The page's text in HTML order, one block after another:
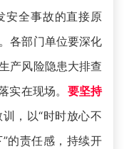
安全事故的直接原
各部门单位要深化
产风险隐患大排查
实在现场。 要坚持
，以“时时放心不
的责任感，持续开